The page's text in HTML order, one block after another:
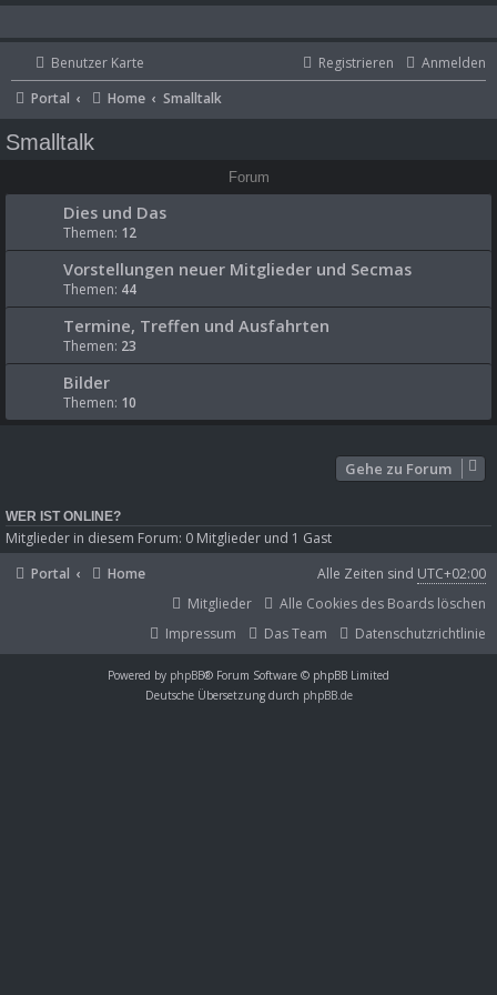
Benutzer Karte Anmelden
Registrieren
Portal
Home Smalltalk
Smalltalk
Forum
Dies und Das
Themen: 12
Vorstellungen neuer Mitglieder und Secmas
Themen: 44
Termine, Treffen und Ausfahrten
Themen: 23
Bilder
Themen: 10
Gehe zu Forum
WER IST ONLINE?
Mitglieder in diesem Forum: 0 Mitglieder und 1 Gast
Portal
Home Alle Zeiten sind UTC+02:00
Alle Cookies des Boards löschen
Mitglieder
Datenschutzrichtlinie
Das Team
Impressum
Powered by phpBB® Forum Software © phpBB Limited
Deutsche Übersetzung durch phpBB.de